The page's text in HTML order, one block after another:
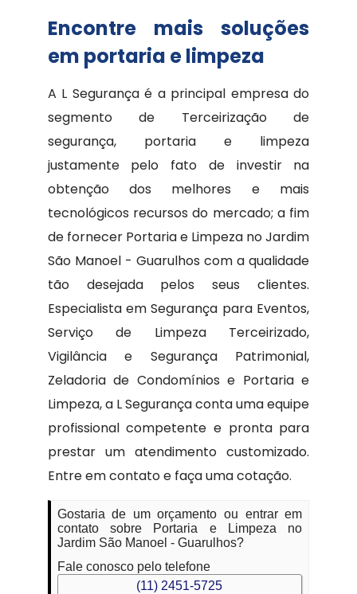
Encontre mais soluções
em portaria e limpeza
A L Segurança é a principal empresa do
segmento de Terceirização de
segurança, portaria e limpeza
justamente pelo fato de investir na
obtenção dos melhores e mais
tecnológicos recursos do mercado; a fim
de fornecer Portaria e Limpeza no Jardim
São Manoel - Guarulhos com a qualidade
tão desejada pelos seus clientes.
Especialista em Segurança para Eventos,
Serviço de Limpeza Terceirizado,
Vigilância e Segurança Patrimonial,
Zeladoria de Condomínios e Portaria e
Limpeza, a L Segurança conta uma equipe
profissional competente e pronta para
prestar um atendimento customizado.
Entre em contato e faça uma cotação.
Gostaria de um orçamento ou entrar em
contato sobre Portaria e Limpeza no
Jardim São Manoel - Guarulhos?
Fale conosco pelo telefone
(11) 2451-5725